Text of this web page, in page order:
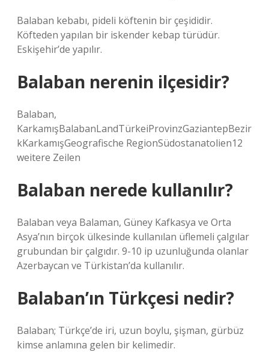
Balaban kebabı, pideli köftenin bir çeşididir.
Köfteden yapılan bir iskender kebap türüdür.
Eskişehir’de yapılır.
Balaban nerenin ilçesidir?
Balaban,
KarkamışBalabanLandTürkeiProvinzGaziantepBezir
kKarkamışGeografische RegionSüdostanatolien12
weitere Zeilen
Balaban nerede kullanılır?
Balaban veya Balaman, Güney Kafkasya ve Orta
Asya’nın birçok ülkesinde kullanılan üflemeli çalgılar
grubundan bir çalgıdır. 9-10 ip uzunluğunda olanlar
Azerbaycan ve Türkistan’da kullanılır.
Balaban’ın Türkçesi nedir?
Balaban; Türkçe’de iri, uzun boylu, şişman, gürbüz
kimse anlamına gelen bir kelimedir.